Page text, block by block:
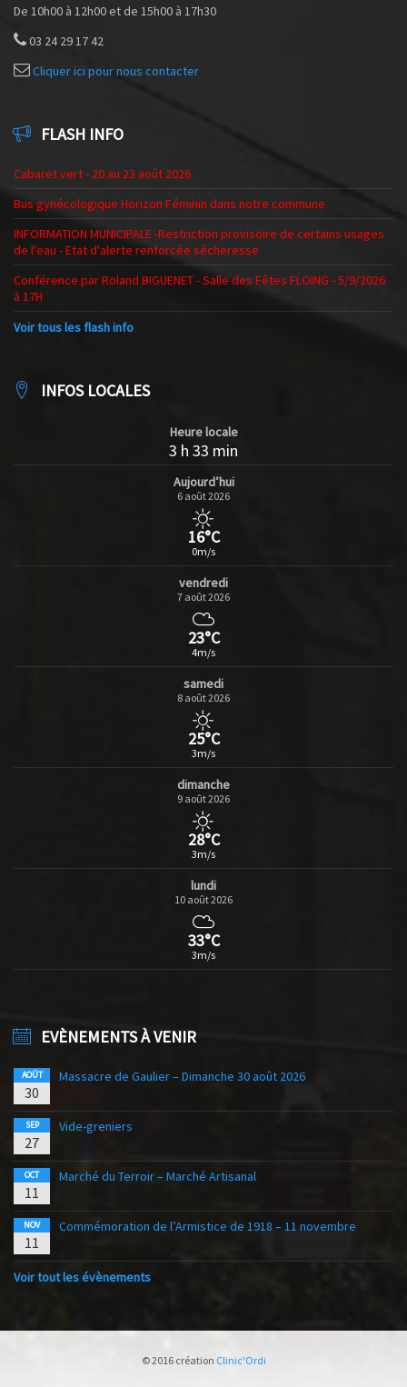
De 10h00 à 12h00 et de 15h00 à 17h30
03 24 29 17 42
Cliquer ici pour nous contacter
FLASH INFO
Cabaret vert - 20 au 23 août 2026
Bus gynécologique Horizon Féminin dans notre commune
INFORMATION MUNICIPALE -Restriction provisoire de certains usages
de l'eau - Etat d'alerte renforcée sécheresse
Conférence par Roland BIGUENET - Salle des Fêtes FLOING - 5/9/2026
à 17H
Voir tous les flash info
INFOS LOCALES
Heure locale
3 h 33 min
Aujourd’hui
6 août 2026
16°C
0m/s
vendredi
7 août 2026
23°C
4m/s
samedi
8 août 2026
25°C
3m/s
dimanche
9 août 2026
28°C
3m/s
lundi
10 août 2026
33°C
3m/s
EVÈNEMENTS À VENIR
AOÛT
30
Massacre de Gaulier – Dimanche 30 août 2026
SEP
27
Vide-greniers
OCT
11
Marché du Terroir – Marché Artisanal
NOV
11
Commémoration de l’Armistice de 1918 – 11 novembre
Voir tout les évènements
© 2016 création Clinic'Ordi